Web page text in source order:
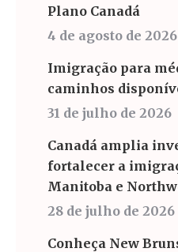
Plano Canadá
4 de agosto de 2026
Imigração para
caminhos
31 de julho de 2026
Canadá amplia
fortalecer a
Manitoba e
28 de julho de 2026
Conheça New